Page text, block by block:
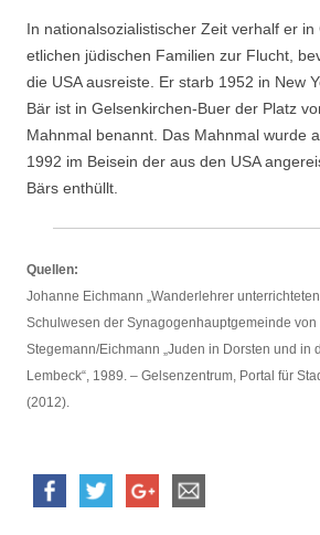
In nationalsozialistischer Zeit verhalf er in
etlichen jüdischen Familien zur Flucht,
die USA ausreiste. Er starb 1952 in New
Bär ist in Gelsenkirchen-Buer der Platz
Mahnmal benannt. Das Mahnmal wurde
1992 im Beisein der aus den USA
Bärs enthüllt.
Quellen:
Johanne Eichmann „Wanderlehrer
Schulwesen der Synagogenhauptgemeinde von
Stegemann/Eichmann „Juden in Dorsten und in
Lembeck“, 1989. – Gelsenzentrum, Portal für
(2012).